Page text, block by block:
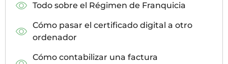
Todo sobre el Régimen de Franquicia
Cómo pasar el certificado digital a otro
ordenador
Cómo contabilizar una factura